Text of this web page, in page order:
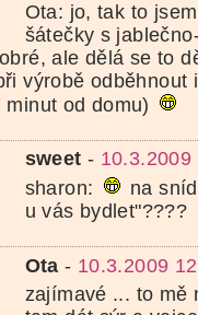
Ota: jo, tak to
šátečky s
ale dělá se to
výrobě
minut od domu)
sweet - 10.3.2009
sharon:
na
u vás bydlet"????
Ota - 10.3.2009
zajímavé ... to mě